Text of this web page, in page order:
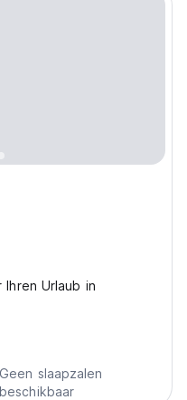
Urlaub in
Geen slaapzalen
beschikbaar